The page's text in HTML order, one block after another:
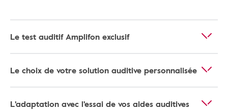
Le test auditif Amplifon exclusif
Le choix de votre solution auditive personnalisée
L'adaptation avec l'essai de vos aides auditives